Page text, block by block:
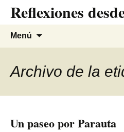
contenido
Reflexiones
Menú
Archivo de la
Un paseo por Parauta